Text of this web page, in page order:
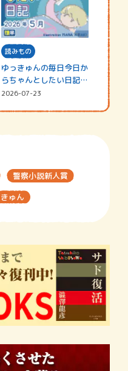
読みもの
ゆっきゅんの毎日今日か
らちゃんとしたい日記
☆202…
2026-07-23
警察小説新人賞
ゅん